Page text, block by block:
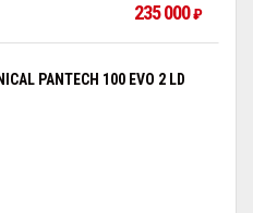
235 000₽
PANTECH 100 EVO 2 LD